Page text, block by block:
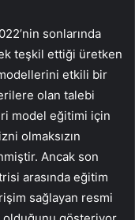
sonlarında
teşkil ettiği üretken
etkili bir
olan talebi
model eğitimi için
olmaksızın
Ancak son
arasında eğitim
sağlayan resmi